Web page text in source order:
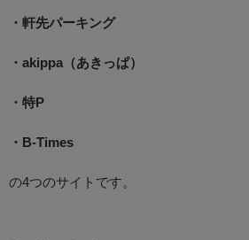
・軒先パーキング
・akippa（あきっぱ）
・特P
・B-Times
の4つのサイトです。